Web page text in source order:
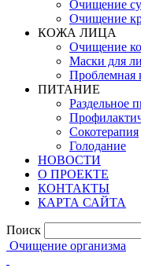
Очищение
Очищение
КОЖА ЛИЦА
Очищение
Маски для
Проблемная
ПИТАНИЕ
Раздельное
Сокотерапия
Голодание
НОВОСТИ
О ПРОЕКТЕ
КОНТАКТЫ
КАРТА САЙТА
Поиск
Очищение организма